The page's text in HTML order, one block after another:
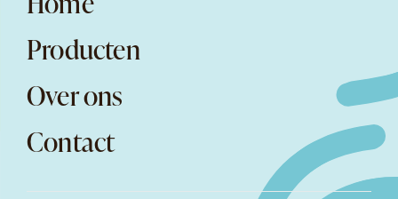
Producten
Over ons
Contact